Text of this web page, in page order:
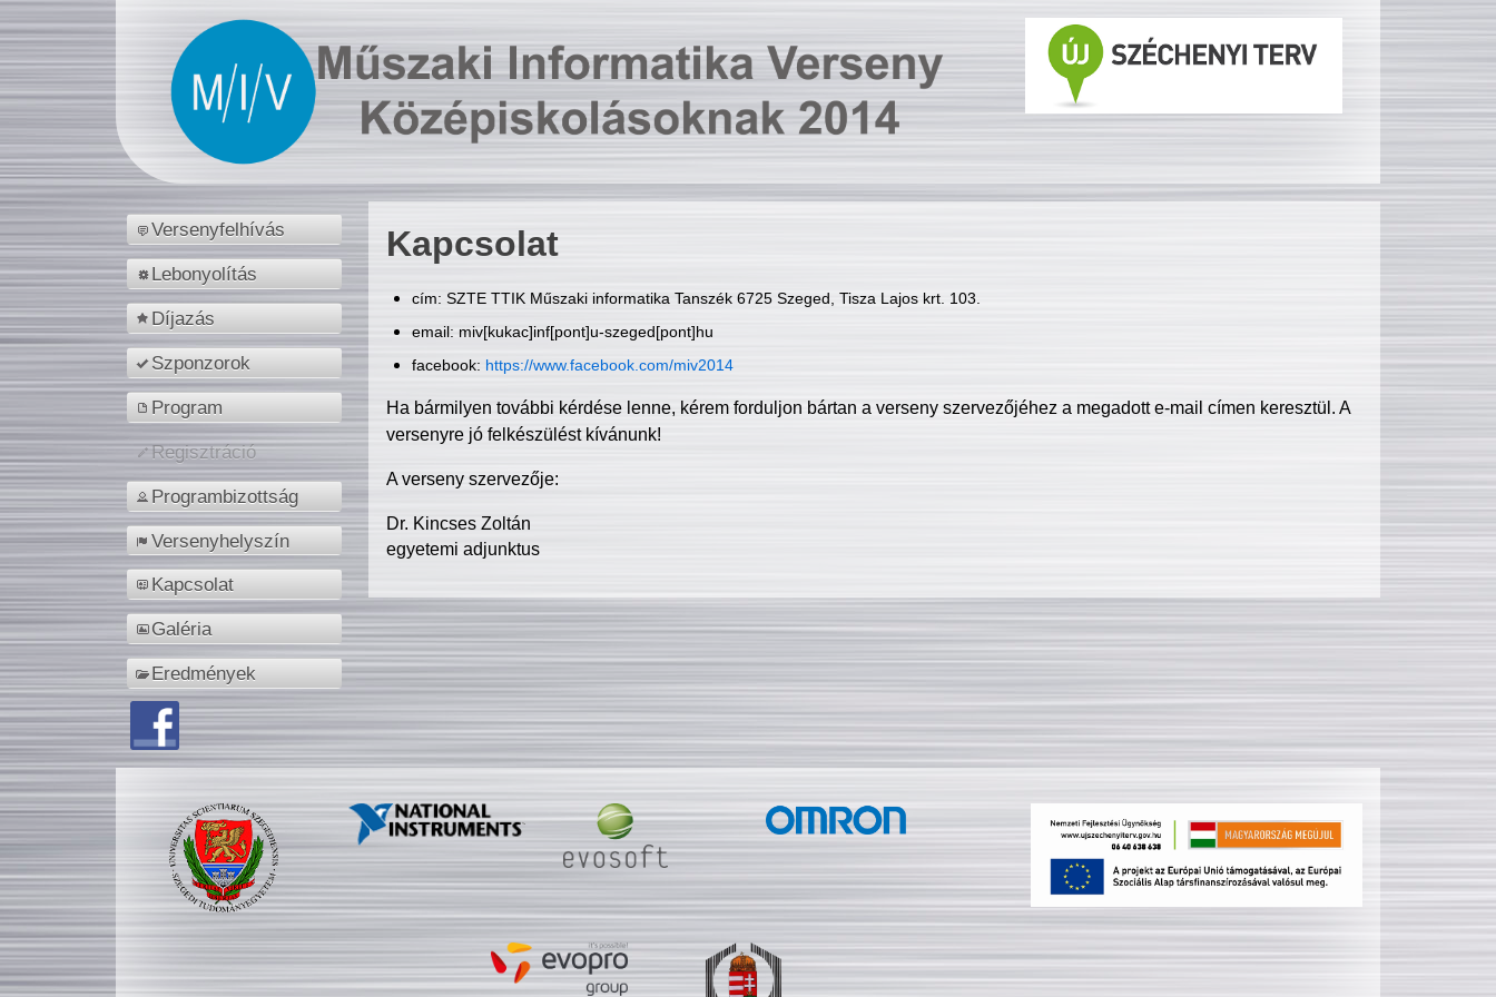
Versenyfelhívás
Lebonyolítás
Díjazás
Szponzorok
Program
Regisztráció
Programbizottság
Versenyhelyszín
Kapcsolat
Galéria
Eredmények
Kapcsolat
cím: SZTE TTIK Műszaki informatika Tanszék 6725 Szeged, Tisza Lajos krt. 103.
email: miv[kukac]inf[pont]u-szeged[pont]hu
facebook: https://www.facebook.com/miv2014
Ha bármilyen további kérdése lenne, kérem forduljon bártan a verseny szervezőjéhez a megadott e-mail címen keresztül. A
versenyre jó felkészülést kívánunk!
A verseny szervezője:
Dr. Kincses Zoltán
egyetemi adjunktus